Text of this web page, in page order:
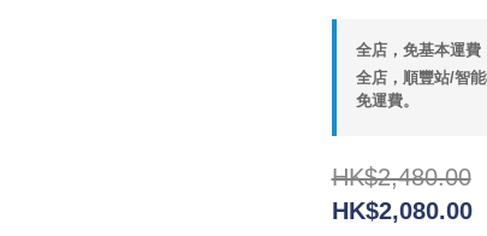
全店，免基本運費
全店，順豐站/智
免運費。
HK$2,480.00
HK$2,080.00